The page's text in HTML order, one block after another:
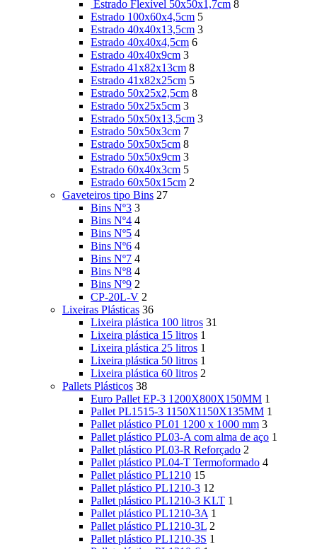
Estrado Flexível 50x50x1,7cm 8
Estrado 100x60x4,5cm 5
Estrado 40x40x13,5cm 3
Estrado 40x40x4,5cm 6
Estrado 40x40x9cm 3
Estrado 41x82x13cm 8
Estrado 41x82x25cm 5
Estrado 50x25x2,5cm 8
Estrado 50x25x5cm 3
Estrado 50x50x13,5cm 3
Estrado 50x50x3cm 7
Estrado 50x50x5cm 8
Estrado 50x50x9cm 3
Estrado 60x40x3cm 5
Estrado 60x50x15cm 2
Gaveteiros tipo Bins 27
Bins Nº3 3
Bins Nº4 4
Bins Nº5 4
Bins Nº6 4
Bins Nº7 4
Bins Nº8 4
Bins Nº9 2
CP-20L-V 2
Lixeiras Plásticas 36
Lixeira plástica 100 litros 31
Lixeira plástica 15 litros 1
Lixeira plástica 25 litros 1
Lixeira plástica 50 litros 1
Lixeira plástica 60 litros 2
Pallets Plásticos 38
Euro Pallet EP-3 1200X800X150MM 1
Pallet PL1515-3 1150X1150X135MM 1
Pallet plástico PL01 1200 x 1000 mm 3
Pallet plástico PL03-A com alma de aço 1
Pallet plástico PL03-R Reforçado 2
Pallet plástico PL04-T Termoformado 4
Pallet plástico PL1210 15
Pallet plástico PL1210-3 12
Pallet plástico PL1210-3 KLT 1
Pallet plástico PL1210-3A 1
Pallet plástico PL1210-3L 2
Pallet plástico PL1210-3S 1